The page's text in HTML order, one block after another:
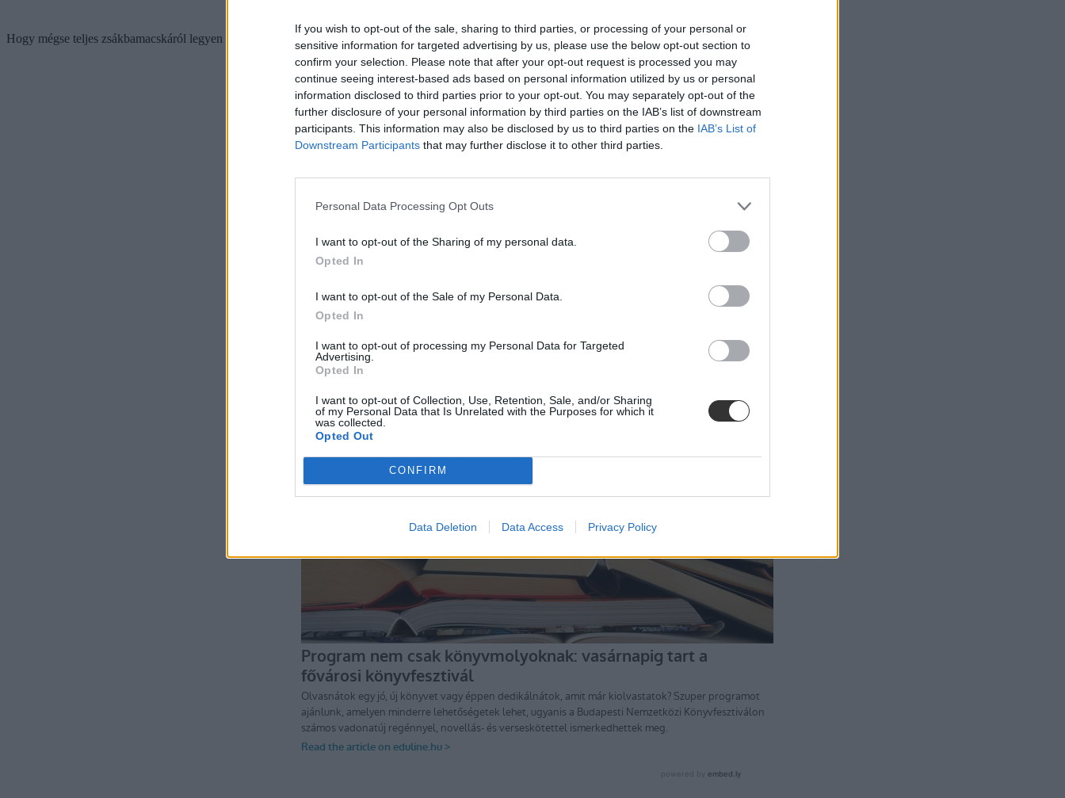
If you wish to opt-out of the sale, sharing to third parties, or processing of your personal or
sensitive information for targeted advertising by us, please use the below opt-out section to
confirm your selection. Please note that after your opt-out request is processed you may
continue seeing interest-based ads based on personal information utilized by us or personal
information disclosed to third parties prior to your opt-out. You may separately opt-out of the
further disclosure of your personal information by third parties on the IAB’s list of downstream
participants. This information may also be disclosed by us to third parties on the IAB’s List of
Downstream Participants that may further disclose it to other third parties.
Personal Data Processing Opt Outs
I want to opt-out of the Sharing of my personal data.
Opted In
I want to opt-out of the Sale of my Personal Data.
Opted In
I want to opt-out of processing my Personal Data for Targeted
Advertising.
Opted In
I want to opt-out of Collection, Use, Retention, Sale, and/or Sharing
of my Personal Data that Is Unrelated with the Purposes for which it
was collected.
Opted Out
CONFIRM
Data Deletion Data Access Privacy Policy
Hogy mégse teljes zsákbamacskáról legyen szó, a választásban segítenek a csomagoláson elhelyezett piktogramok.